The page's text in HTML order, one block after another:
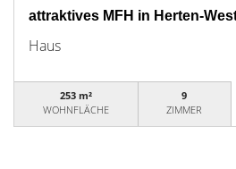
attraktives MFH in Herten-
Haus
253 m²
WOHNFLÄCHE
9
ZIMMER